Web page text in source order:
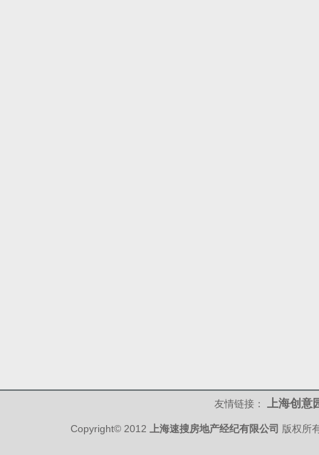
友情链接： 上海创
Copyright© 2012 上海速搜房地产经纪有限公司 版权所